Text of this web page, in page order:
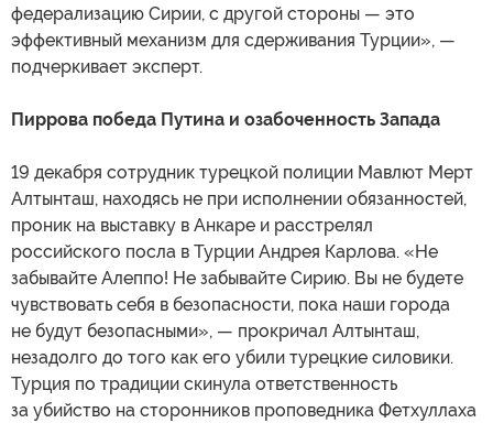
федерализацию Сирии, с другой стороны — это
эффективный механизм для сдерживания Турции», —
подчеркивает эксперт.
Пиррова победа Путина и озабоченность Запада
19 декабря сотрудник турецкой полиции Мавлют Мерт
Алтынташ, находясь не при исполнении обязанностей,
проник на выставку в Анкаре и расстрелял
российского посла в Турции Андрея Карлова. «Не
забывайте Алеппо! Не забывайте Сирию. Вы не будете
чувствовать себя в безопасности, пока наши города
не будут безопасными», — прокричал Алтынташ,
незадолго до того как его убили турецкие силовики.
Турция по традиции скинула ответственность
за убийство на сторонников проповедника Фетхуллаха